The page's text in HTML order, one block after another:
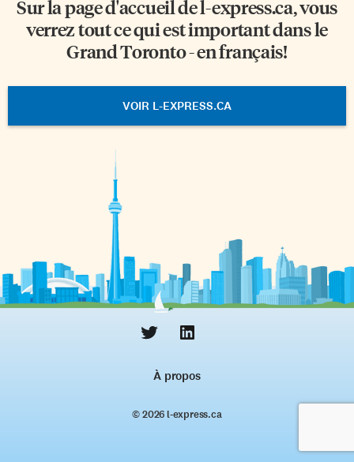
Sur la page d'accueil del-express.ca, vous
verrez tout ce qui est important dans le
Grand Toronto - en français!
VOIR L-EXPRESS.CA
À propos
© 2026 l‑express.ca